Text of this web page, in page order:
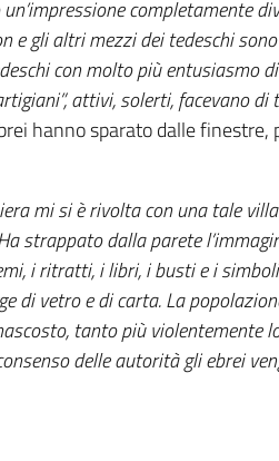
completamente
e gli altri mezzi dei tedeschi
con molto più entusiasmo
attivi, solerti, facevano
hanno sparato dalle
mi si è rivolta con una tale
dalla parete
i ritratti, i libri, i busti e i
di vetro e di carta. La
tanto più violentemente
delle autorità gli ebrei